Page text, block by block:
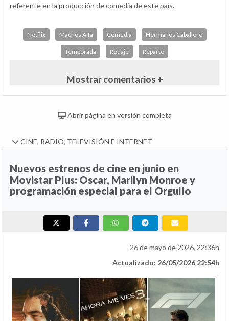
referente en la producción de comedia de este país.
Netflix Machos Alfa Comedia Hermanos Caballero
Temporada Rodaje Reparto
Mostrar comentarios +
Abrir página en versión completa
CINE, RADIO, TELEVISIÓN E INTERNET
Nuevos estrenos de cine en junio en
Movistar Plus: Oscar, Marilyn Monroe y
programación especial para el Orgullo
26 de mayo de 2026, 22:36h
Actualizado: 26/05/2026 22:54h